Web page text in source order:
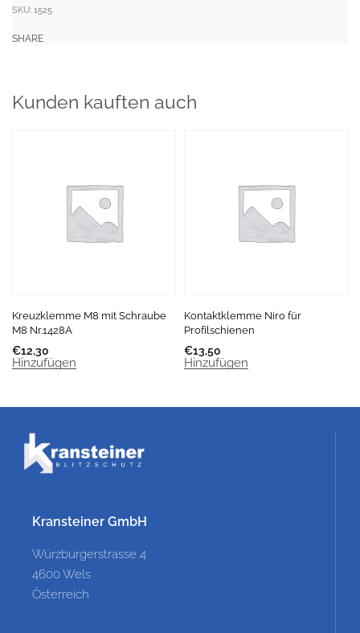
SKU: 1525
SHARE
Kunden kauften auch
Kreuzklemme M8 mit Schraube
M8 Nr.1428A
€12,30
Hinzufügen
Kontaktklemme Niro für
Profilschienen
€13,50
Hinzufügen
Kransteiner GmbH
Würzburgerstrasse 4
4600 Wels
Österreich